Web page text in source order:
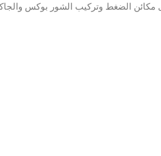
الضغط وتركيب الشور بوكس